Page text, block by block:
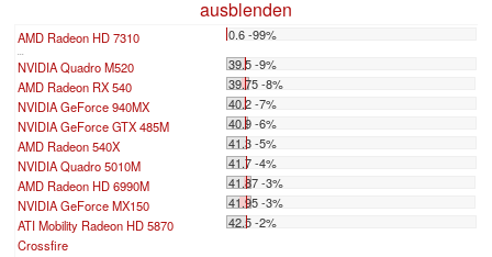
ausblenden
AMD Radeon HD 7310 0.6 -99%
NVIDIA Quadro M520
39.5 -9%
AMD Radeon RX 540
39.75 -8%
NVIDIA GeForce 940MX
40.2 -7%
NVIDIA GeForce GTX 485M
40.9 -6%
AMD Radeon 540X
41.3 -5%
NVIDIA Quadro 5010M
41.7 -4%
AMD Radeon HD 6990M
41.87 -3%
NVIDIA GeForce MX150
41.95 -3%
ATI Mobility Radeon HD 5870
Crossfire
42.5 -2%